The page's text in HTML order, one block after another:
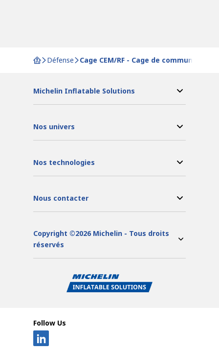
Défense Cage CEM/RF - Cage de
Michelin Inflatable Solutions
Nos univers
Nos technologies
Nous contacter
Copyright ©2026 Michelin - Tous droits
réservés
Follow Us